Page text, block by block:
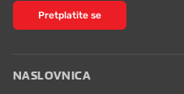
Pretplatite se
NASLOVNICA